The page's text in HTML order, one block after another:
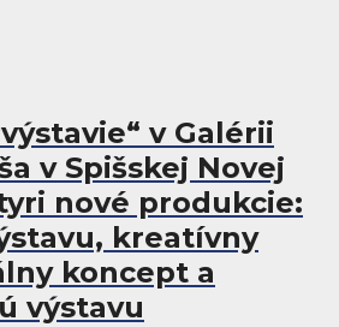
v Galérii
v Spišskej Novej
nové produkcie:
kreatívny
koncept a
výstavu